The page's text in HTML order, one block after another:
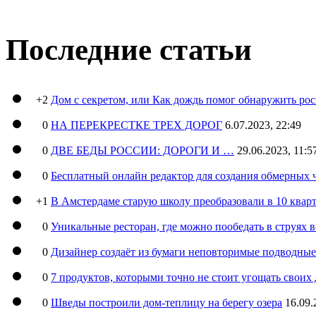
Последние статьи
+2 Дом с секретом, или Как дождь помог обнаружить
0 НА ПЕРЕКРЕСТКЕ ТРЕХ ДОРОГ 6.07.2023, 22:49
0 ДВЕ БЕДЫ РОССИИ: ДОРОГИ И … 29.06.2023,
0 Бесплатный онлайн редактор для создания обмерных
+1 В Амстердаме старую школу преобразовали в 10
0 Уникальные ресторан, где можно пообедать в струях
0 Дизайнер создаёт из бумаги неповторимые
0 7 продуктов, которыми точно не стоит угощать
0 Шведы построили дом-теплицу на берегу озера